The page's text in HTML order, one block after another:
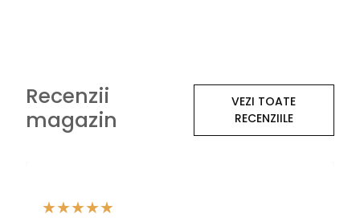
Recenzii
magazin
VEZI TOATE
RECENZIILE